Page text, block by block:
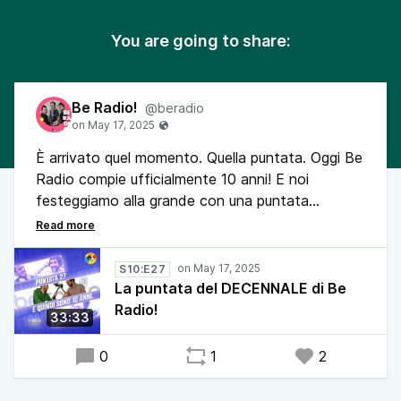
You are going to share:
Be Radio! @beradio
È arrivato quel momento. Quella puntata. Oggi Be
Radio compie ufficialmente 10 anni! E noi
festeggiamo alla grande con una puntata
spettacolare, ripercorrendo proprio quella prima,
introvabile puntata, custodita solo in una
cassaforte blindata nell'archivio di Andrea. Gli
sketch del 2015 funzioneranno ancora adesso?
Lo scopriremo assieme!
33:33
S10:E27
La puntata del DECENNALE di Be
Radio!
0 1 2